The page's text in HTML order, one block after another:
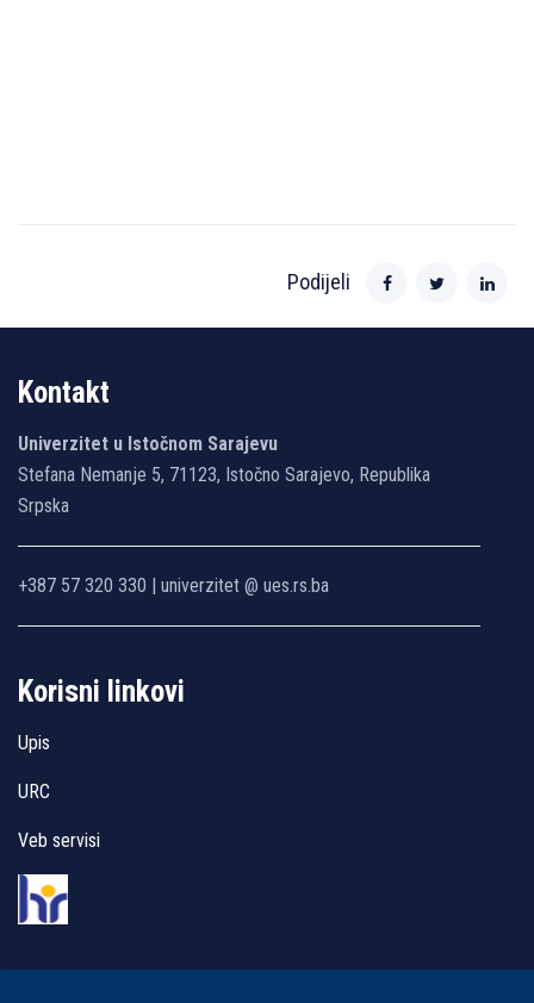
Podijeli
Kontakt
Univerzitet u Istočnom Sarajevu
Stefana Nemanje 5, 71123, Istočno Sarajevo, Republika
Srpska
+387 57 320 330 | univerzitet @ ues.rs.ba
Korisni linkovi
Upis
URC
Veb servisi